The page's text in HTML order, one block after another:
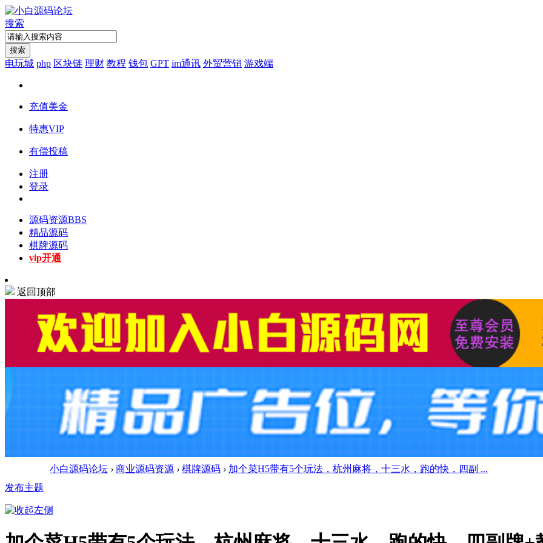
搜索
搜索
电玩城 php 区块链 理财 教程 钱包 GPT im通讯 外贸营销 游戏端
充值美金
特惠VIP
有偿投稿
注册
登录
源码资源BBS
精品源码
棋牌源码
vip开通
返回顶部
小白源码论坛 › 商业源码资源 › 棋牌源码 › 加个菜H5带有5个玩法，杭州麻将，十三水，跑的快，四副 ...
发布主题